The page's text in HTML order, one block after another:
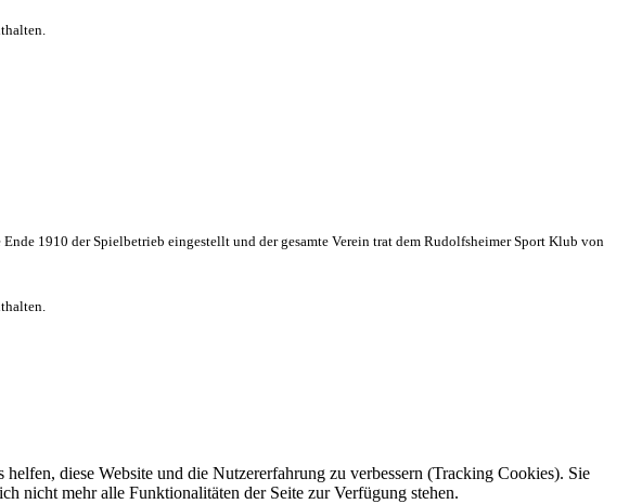
diese Website und die Nutzererfahrung zu verbessern (Tracking Cookies). Sie
nicht mehr alle Funktionalitäten der Seite zur Verfügung stehen.
1910 der Spielbetrieb eingestellt und der gesamte Verein trat dem Rudolfsheimer Sport Klub von